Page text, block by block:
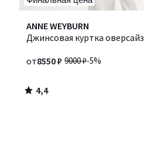
ANNE WEYBURN
Джинсовая куртка оверсайз
9000 ₽-5%
от8550 ₽
4,4
/ 5
Количество
цветов:
4,4
/